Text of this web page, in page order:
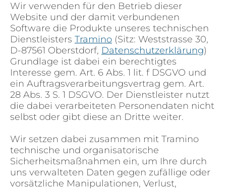
Wir verwenden für den Betrieb dieser
Website und der damit verbundenen
Software die Produkte unseres technischen
Dienstleisters Tramino (Sitz: Weststrasse 30,
D-87561 Oberstdorf, Datenschutzerklärung)
Grundlage ist dabei ein berechtigtes
Interesse gem. Art. 6 Abs. 1 lit. f DSGVO und
ein Auftragsverarbeitungsvertrag gem. Art.
28 Abs. 3 S. 1 DSGVO. Der Dienstleister nutzt
die dabei verarbeiteten Personendaten nicht
selbst oder gibt diese an Dritte weiter.
Wir setzen dabei zusammen mit Tramino
technische und organisatorische
Sicherheitsmaßnahmen ein, um Ihre durch
uns verwalteten Daten gegen zufällige oder
vorsätzliche Manipulationen, Verlust,